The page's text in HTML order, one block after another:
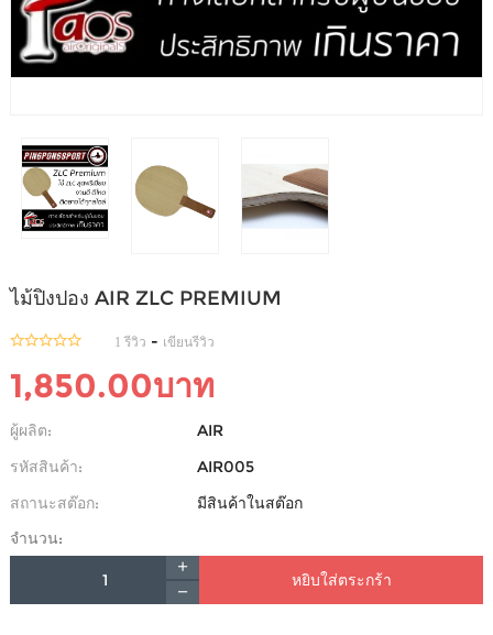
ไม้ปิงปอง AIR ZLC PREMIUM
1 รีวิว - เขียนรีวิว
1,850.00บาท
ผู้ผลิต:
AIR
รหัสสินค้า:
AIR005
สถานะสต๊อก:
มีสินค้าในสต๊อก
จำนวน:
หยิบใส่ตระกร้า